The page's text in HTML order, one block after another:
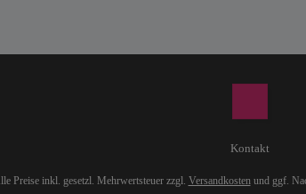
Kontakt
Preise inkl. gesetzl. Mehrwertsteuer zzgl. Versandkostenund ggf.